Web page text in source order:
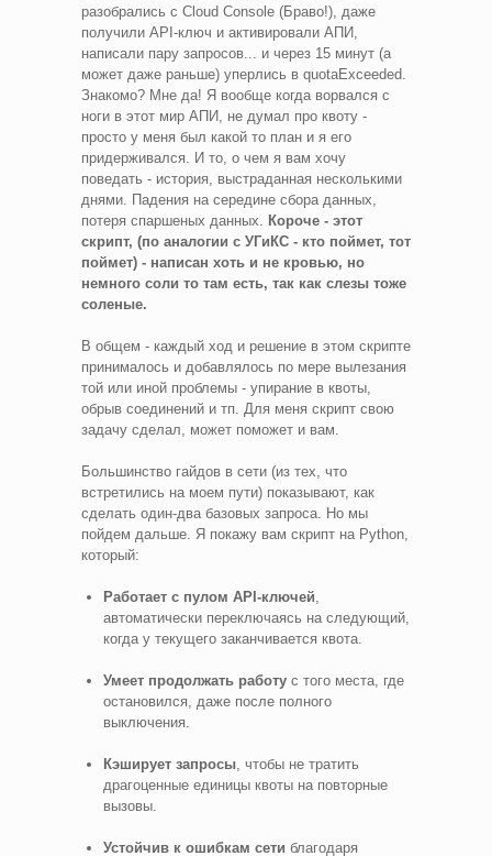
разобрались с Cloud Console (Браво!), даже
получили API-ключ и активировали АПИ,
написали пару запросов... и через 15 минут (а
может даже раньше) уперлись в quotaExceeded.
Знакомо? Мне да! Я вообще когда ворвался с
ноги в этот мир АПИ, не думал про квоту -
просто у меня был какой то план и я его
придерживался. И то, о чем я вам хочу
поведать - история, выстраданная несколькими
днями. Падения на середине сбора данных,
потеря спаршеных данных. Короче - этот
скрипт, (по аналогии с УГиКС - кто поймет, тот
поймет) - написан хоть и не кровью, но
немного соли то там есть, так как слезы тоже
соленые.
В общем - каждый ход и решение в этом скрипте
принималось и добавлялось по мере вылезания
той или иной проблемы - упирание в квоты,
обрыв соединений и тп. Для меня скрипт свою
задачу сделал, может поможет и вам.
Большинство гайдов в сети (из тех, что
встретились на моем пути) показывают, как
сделать один-два базовых запроса. Но мы
пойдем дальше. Я покажу вам скрипт на Python,
который:
Работает с пулом API-ключей
автоматически переключаясь на следующий,
когда у текущего заканчивается квота.
Умеет продолжать работу с того места, где
остановился, даже после полного
выключения.
Кэширует запросы , чтобы не тратить
драгоценные единицы квоты на повторные
вызовы.
Устойчив к ошибкам сети благодаря